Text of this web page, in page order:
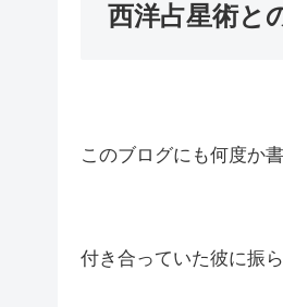
西洋占星術と
このブログにも何度か
付き合っていた彼に振